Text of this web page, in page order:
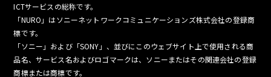
ICTサービスの総称です。
「NURO」はソニーネットワークコミュニケーションズ株式会社の登録商
標です。
「ソニー」および「SONY」、並びにこのウェブサイト上で使用される商
品名、サービス名およびロゴマークは、ソニーまたはその関連会社の登録
商標または商標です。